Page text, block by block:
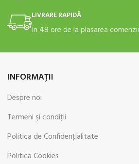
LIVRARE RAPIDĂ
In 48 ore de la plasarea comenzii
INFORMAŢII
Despre noi
Termeni şi condiţii
Politica de Confidenţialitate
Politica Cookies